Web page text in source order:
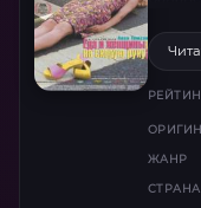
ЖАНР
СТРАНА